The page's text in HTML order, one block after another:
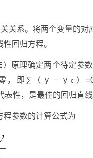
关系。将两个变量的
回归方程。
）原理确定两个待定参数
，即∑（y －y c ）
表性，是最佳的回归直线
程参数的计算公式为